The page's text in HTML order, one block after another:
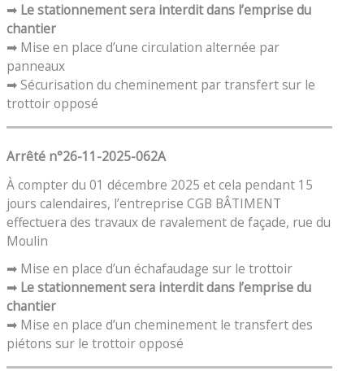
➡ Le stationnement sera interdit dans l’emprise du
chantier
➡ Mise en place d’une circulation alternée par
panneaux
➡ Sécurisation du cheminement par transfert sur le
trottoir opposé
Arrêté n°26-11-2025-062A
À compter du 01 décembre 2025 et cela pendant 15
jours calendaires, l’entreprise CGB BÂTIMENT
effectuera des travaux de ravalement de façade, rue du
Moulin
➡ Mise en place d’un échafaudage sur le trottoir
➡ Le stationnement sera interdit dans l’emprise du
chantier
➡ Mise en place d’un cheminement le transfert des
piétons sur le trottoir opposé